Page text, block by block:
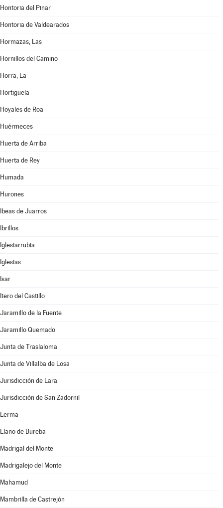
Hontoria del Pinar
Hontoria de Valdearados
Hormazas, Las
Hornillos del Camino
Horra, La
Hortigüela
Hoyales de Roa
Huérmeces
Huerta de Arriba
Huerta de Rey
Humada
Hurones
Ibeas de Juarros
Ibrillos
Iglesiarrubia
Iglesias
Isar
Itero del Castillo
Jaramillo de la Fuente
Jaramillo Quemado
Junta de Traslaloma
Junta de Villalba de Losa
Jurisdicción de Lara
Jurisdicción de San Zadornil
Lerma
Llano de Bureba
Madrigal del Monte
Madrigalejo del Monte
Mahamud
Mambrilla de Castrejón